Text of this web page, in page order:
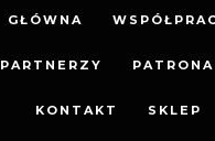
GŁÓWNA
PARTNERZY
KONTAKT SKLEP